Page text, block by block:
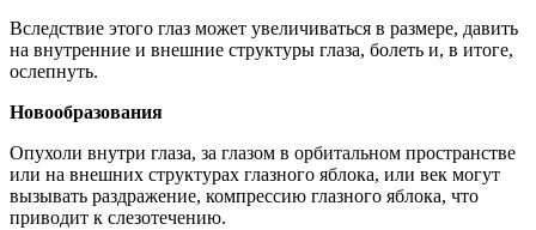
Вследствие этого глаз может увеличиваться в размере, давить
на внутренние и внешние структуры глаза, болеть и, в итоге,
ослепнуть.
Новообразования
Опухоли внутри глаза, за глазом в орбитальном пространстве
или на внешних структурах глазного яблока, или век могут
вызывать раздражение, компрессию глазного яблока, что
приводит к слезотечению.